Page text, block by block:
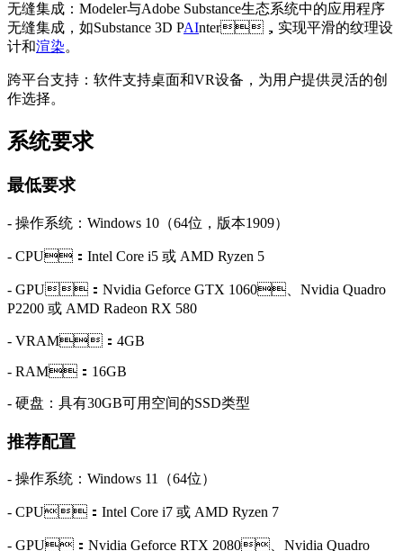
无缝集成：Modeler与Adobe Substance生态系统中的应用程序
无缝集成，如Substance 3D PAInter，实现平滑的纹理设
计和渲染。
跨平台支持：软件支持桌面和VR设备，为用户提供灵活的创
作选择。
系统要求
最低要求
- 操作系统：Windows 10（64位，版本1909）
- CPU：Intel Core i5 或 AMD Ryzen 5
- GPU：Nvidia Geforce GTX 1060、Nvidia Quadro
P2200 或 AMD Radeon RX 580
- VRAM：4GB
- RAM：16GB
- 硬盘：具有30GB可用空间的SSD类型
推荐配置
- 操作系统：Windows 11（64位）
- CPU：Intel Core i7 或 AMD Ryzen 7
- GPU：Nvidia Geforce RTX 2080、Nvidia Quadro